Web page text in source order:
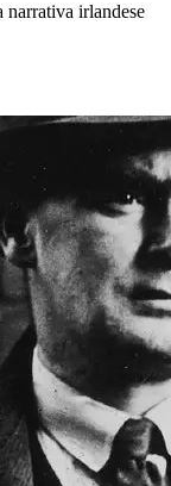
narrativa irlandese